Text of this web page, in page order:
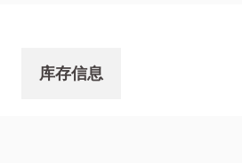
库存信息